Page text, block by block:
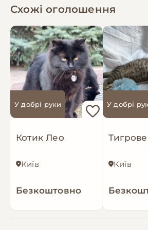
Схожі оголошення
У добрі руки
Котик Лео
Київ
Безкоштовно
У добрі
Київ